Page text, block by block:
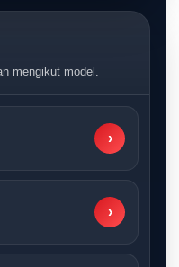
mengikut model.
›
›